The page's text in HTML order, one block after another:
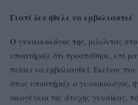
Γιατί δεν ήθελε να εμβολιαστεί
Ο γυναικολόγος της, μιλώντας στο
υποστήριξε ότι προσπάθησε, επί
πείσει να εμβολιασθεί. Εκείνος
όπως υποστήριξε ο γυναικολόγος,
οικογένεια της άτυχης γυναίκας,